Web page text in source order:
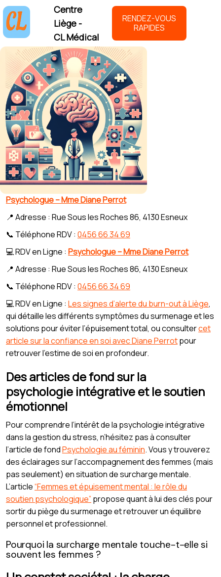
Centre
Liège -
CL Médical
RENDEZ-VOUS
RAPIDES
Psychologue – Mme Diane Perrot
📍 Adresse : Rue Sous les Roches 86, 4130 Esneux
📞 Téléphone RDV : 0456 66 34 69
💻 RDV en Ligne : Psychologue – Mme Diane Perrot
📍 Adresse : Rue Sous les Roches 86, 4130 Esneux
📞 Téléphone RDV : 0456 66 34 69
💻 RDV en Ligne : Les signes d’alerte du burn-out à Liège,
qui détaille les différents symptômes du surmenage et les
solutions pour éviter l’épuisement total, ou consultercet
article sur la confiance en soi avec Diane Perrotpour
retrouver l’estime de soi en profondeur.
Des articles de fond sur la
psychologie intégrative et le soutien
émotionnel
Pour comprendre l’intérêt de la psychologie intégrative
dans la gestion du stress, n’hésitez pas à consulter
l’article de fondPsychologie au féminin. Vous y trouverez
des éclairages sur l’accompagnement des femmes (mais
pas seulement) en situation de surcharge mentale.
L’article“Femmes et épuisement mental : le rôle du
soutien psychologique” propose quant à lui des clés pour
sortir du piège du surmenage et retrouver un équilibre
personnel et professionnel.
Pourquoi la surcharge mentale touche-t-elle si
souvent les femmes ?